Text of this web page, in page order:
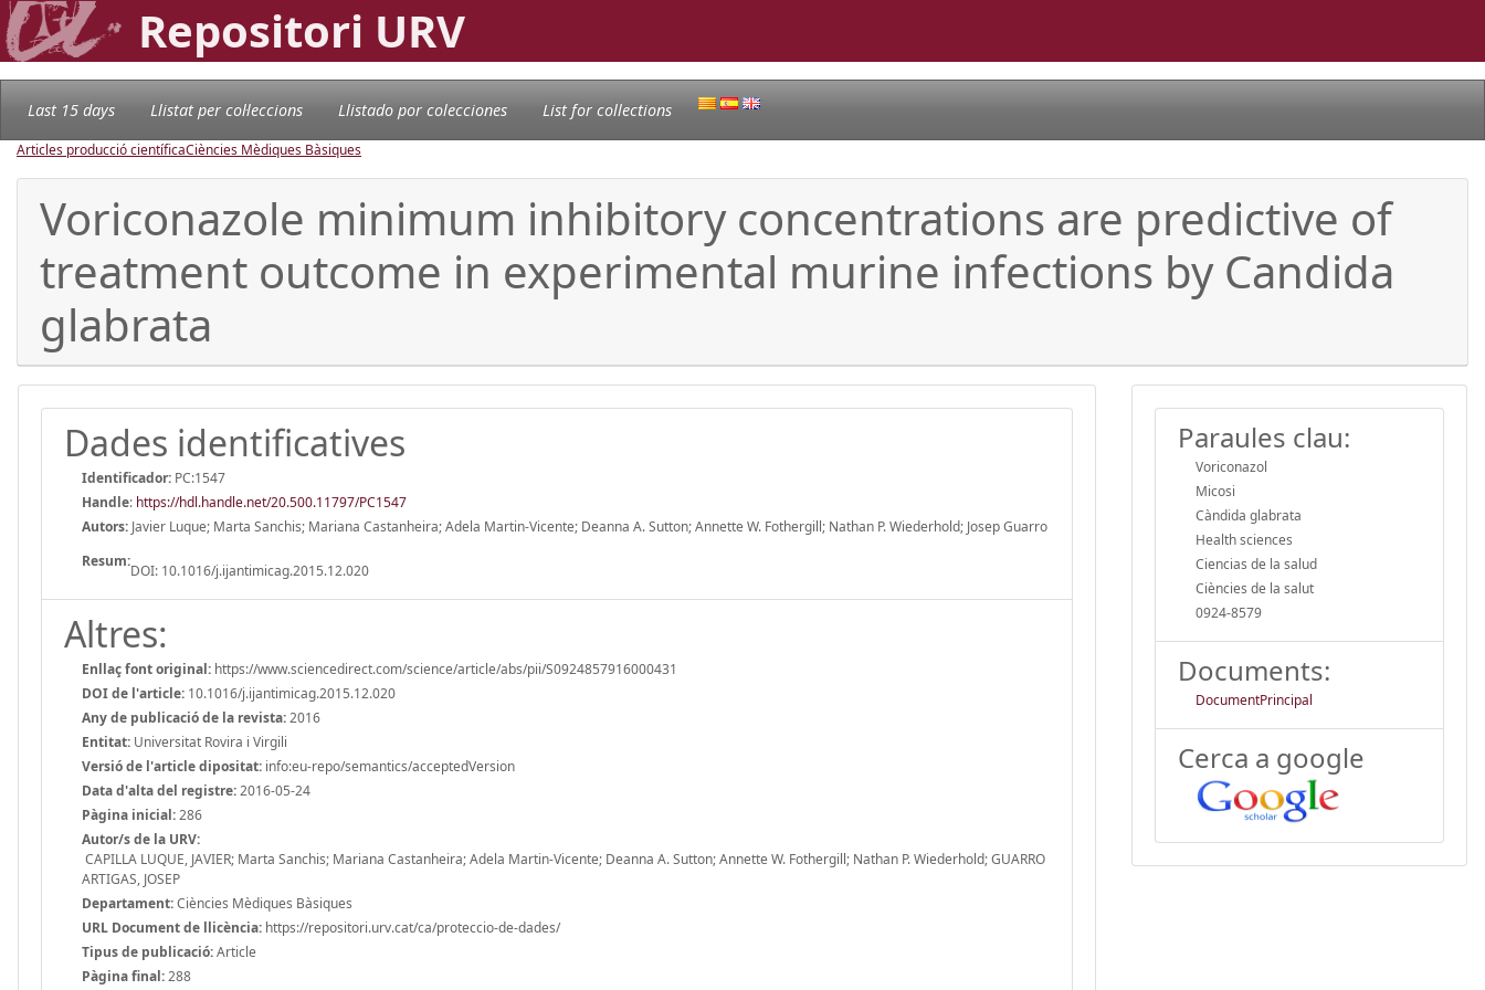
Repositori URV
Last 15 days Llistat per col·leccions Llistado por colecciones List for collections
Articles producció científicaCiències Mèdiques Bàsiques
Voriconazole minimum inhibitory concentrations are predictive of
treatment outcome in experimental murine infections by Candida
glabrata
Dades identificatives
Identificador: PC:1547
Handle: https://hdl.handle.net/20.500.11797/PC1547
Autors: Javier Luque; Marta Sanchis; Mariana Castanheira; Adela Martin-Vicente; Deanna A. Sutton; Annette W. Fothergill; Nathan P. Wiederhold; Josep Guarro
Resum:
DOI: 10.1016/j.ijantimicag.2015.12.020
Altres:
Enllaç font original: https://www.sciencedirect.com/science/article/abs/pii/S0924857916000431
DOI de l'article: 10.1016/j.ijantimicag.2015.12.020
Any de publicació de la revista:2016
Entitat: Universitat Rovira i Virgili
Versió de l'article dipositat: info:eu-repo/semantics/acceptedVersion
Data d'alta del registre:2016-05-24
Pàgina inicial:286
Autor/s de la URV:
CAPILLA LUQUE, JAVIER; Marta Sanchis; Mariana Castanheira; Adela Martin-Vicente; Deanna A. Sutton; Annette W. Fothergill; Nathan P. Wiederhold; GUARRO
ARTIGAS, JOSEP
Departament:Ciències Mèdiques Bàsiques
URL Document de llicència: https://repositori.urv.cat/ca/proteccio-de-dades/
Tipus de publicació:Article
Pàgina final:288
Paraules clau:
Voriconazol
Micosi
Càndida glabrata
Health sciences
Ciencias de la salud
Ciències de la salut
0924-8579
Documents:
DocumentPrincipal
Cerca a google